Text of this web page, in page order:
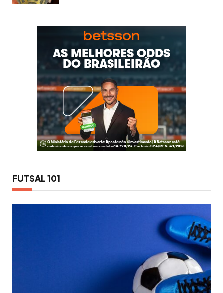
FUTSAL 101